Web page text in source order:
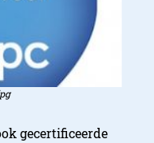
gecertificeerde